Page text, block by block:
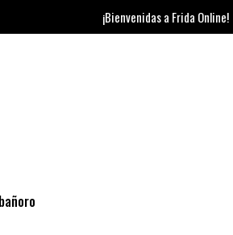
¡Bienvenidas a Frida Online!